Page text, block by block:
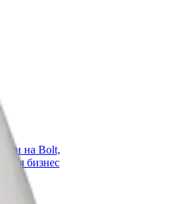
на Bolt,
бизнес